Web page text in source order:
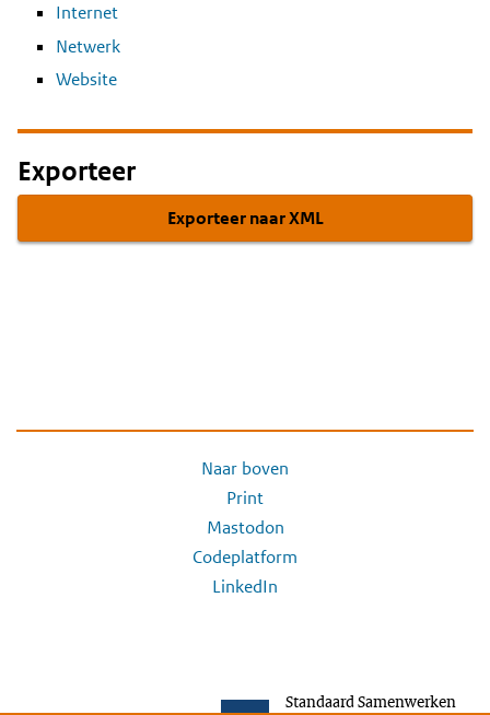
Internet
Netwerk
Website
Exporteer
Exporteer naar XML
Naar boven
Print
Mastodon
Codeplatform
LinkedIn
Standaard Samenwerken